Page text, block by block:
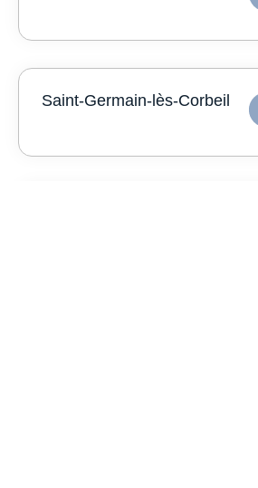
Saint-Germain-lès-Corbeil